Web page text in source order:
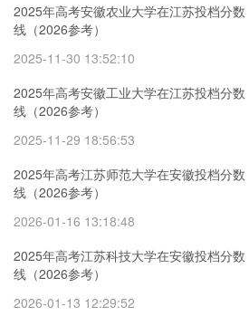
2025年高考安徽农业大学在江苏投档分数
线（2026参考）
2025-11-30 13:52:10
2025年高考安徽工业大学在江苏投档分数
线（2026参考）
2025-11-29 18:56:53
2025年高考江苏师范大学在安徽投档分数
线（2026参考）
2026-01-16 13:18:48
2025年高考江苏科技大学在安徽投档分数
线（2026参考）
2026-01-13 12:29:52